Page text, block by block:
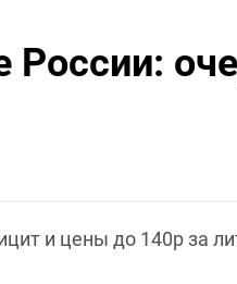
России:
и цены до 140р за